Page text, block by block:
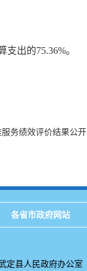
出的75.36%。
务绩效评价结果公开
各省市政府网站
定县人民政府办公室